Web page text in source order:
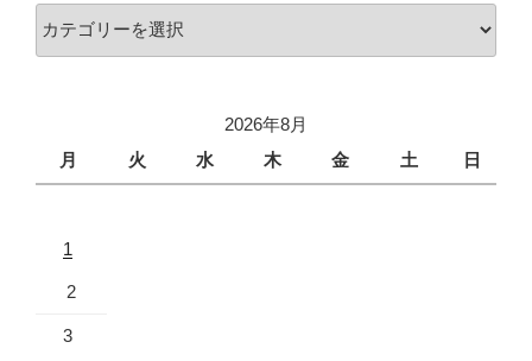
2026年8月
月
火 水 木 金 土 日
1
2
3